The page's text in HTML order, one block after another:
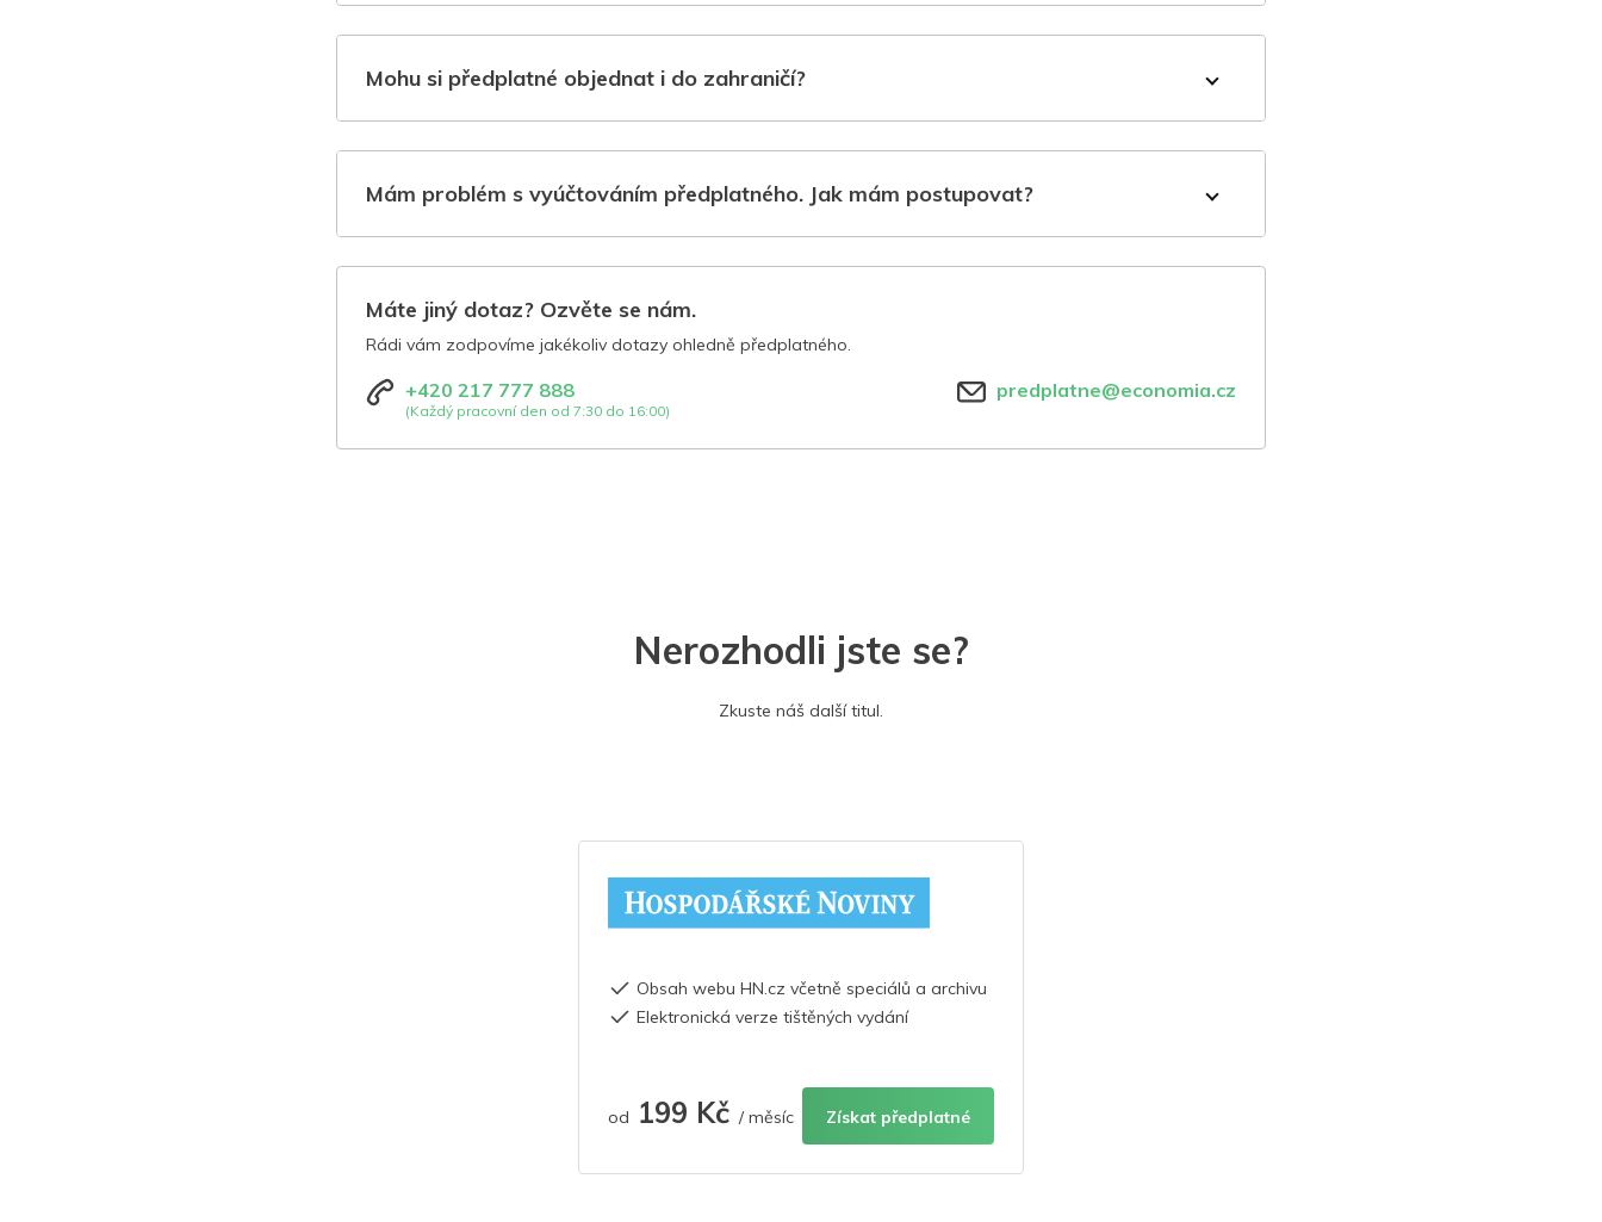
Mohu si předplatné objednat i do zahraničí?
Mám problém s vyúčtováním předplatného. Jak mám postupovat?
Máte jiný dotaz? Ozvěte se nám.
Rádi vám zodpovíme jakékoliv dotazy ohledně předplatného.
+420 217 777 888
(Každý pracovní den od 7:30 do 16:00)
predplatne@economia.cz
Nerozhodli jste se?
Zkuste náš další titul.
Obsah webu HN.cz včetně speciálů a archivu
Elektronická verze tištěných vydání
od 199 Kč / měsíc Získat předplatné